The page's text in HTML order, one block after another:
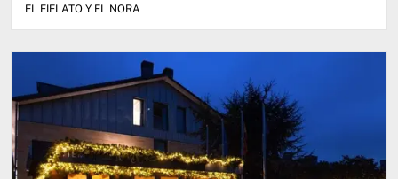
EL FIELATO Y EL NORA